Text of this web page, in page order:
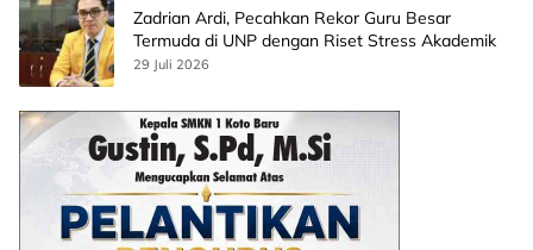
Zadrian Ardi, Pecahkan Rekor Guru Besar
Termuda di UNP dengan Riset Stress Akademik
29 Juli 2026